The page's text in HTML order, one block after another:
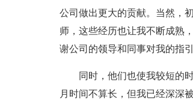
公司做出更大的贡献。当然，
师，这些经历也让我不断成熟
谢公司的领导和同事对我的指
同时，他们也使我较短的时
月时间不算长，但我已经深深